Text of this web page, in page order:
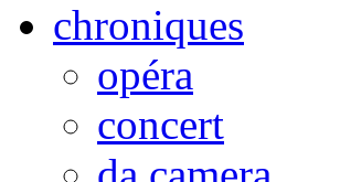
chroniques
opéra
concert